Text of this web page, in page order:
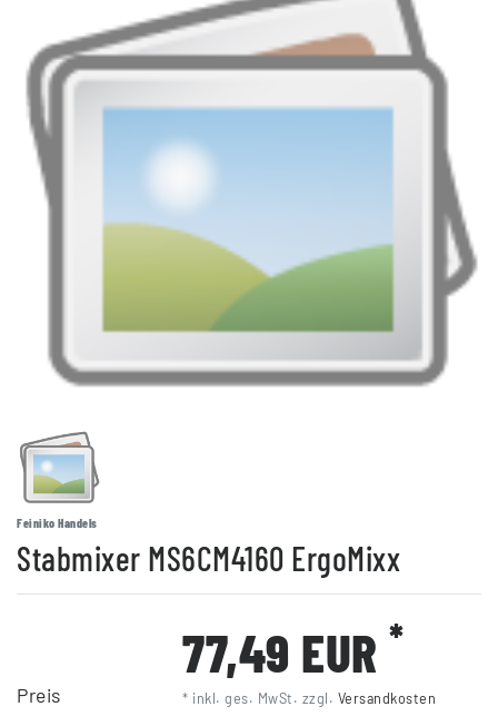
Feiniko Handels
Stabmixer MS6CM4160 ErgoMixx
Preis
77,49 EUR*
* inkl. ges. MwSt. zzgl. Versandkosten